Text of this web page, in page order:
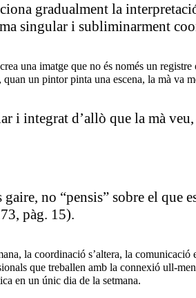
gradualment la
singular i subliminarment
una imatge que no és només un
quan un pintor pinta una escena, la mà
i integrat d’allò que la mà
no “pensis” sobre el
pàg. 15).
la coordinació s’altera, la
que treballen amb la connexió ull-
en un únic dia de la setmana.